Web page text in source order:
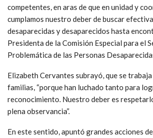
competentes, en aras de que en unidad y
cumplamos nuestro deber de buscar
desaparecidas y desaparecidos hasta
Presidenta de la Comisión Especial para el
Problemática de las Personas
Elizabeth Cervantes subrayó, que se trabaja
familias, “porque han luchado tanto para
reconocimiento. Nuestro deber es
plena observancia”.
En este sentido, apuntó grandes acciones